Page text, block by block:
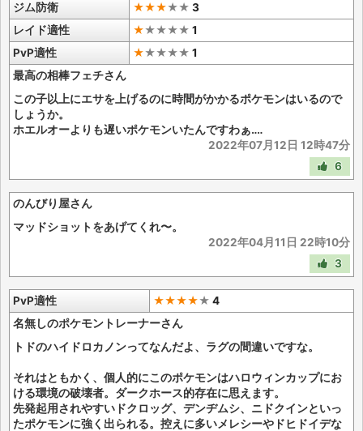
ジム防衛
★★★★★ 3
レイド適性
★★★★★ 1
PvP適性
★★★★★ 1
最高の相棒フェチさん
この子以上にエサを上げるのに時間がかかるポケモンはいるので
しょうか。
ホエルオーよりも遅いポケモンいたんですわぁ‥‥
2022年07月12日 12時47分
6
のんびり屋さん
マッドショットをあげてくれ〜。
2022年04月11日 22時10分
3
PvP適性 ★★★★★ 4
名無しのポケモントレーナーさん
トドのハイドロカノンってなんだよ、ラグの間違いですな。
それはともかく、個人的にこのポケモンはハロウィンカップにお
ける環境の破壊者。ダークホース的存在に思えます。
先発起用されやすいドクロッグ、デンヂムシ、ニドクインといっ
たポケモンに強く出られる。控えに多いメレシーやドヒドイデな